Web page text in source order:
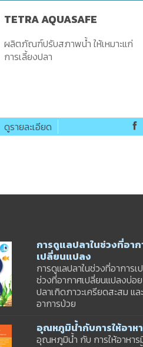
TETRA AQUASAFE
ผลิตภัณฑ์ปรับสภาพน้ำ ให้เหมาะแก่
การเลี้ยงปลา
ดูรายละเอียด
การดูแลปลาในช่วงที่อาก
เปลี่ยนแปลง
การดูแลปลาในช่วงที่อาการเ
ช่วงที่อากาศเปลี่ยนแปลงบ่อ
ปลาเกิดภาวะเครียดสะสม แล
อาการป่วย
อุณหภูมิน้ำกับการให้อาห
อุณหภูมิน้ำ กับ การให้อาหา